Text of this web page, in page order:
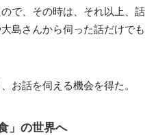
で、その時は、それ以上、話
島さんから伺った話だけでも
お話を伺える機会を得た。
」の世界へ